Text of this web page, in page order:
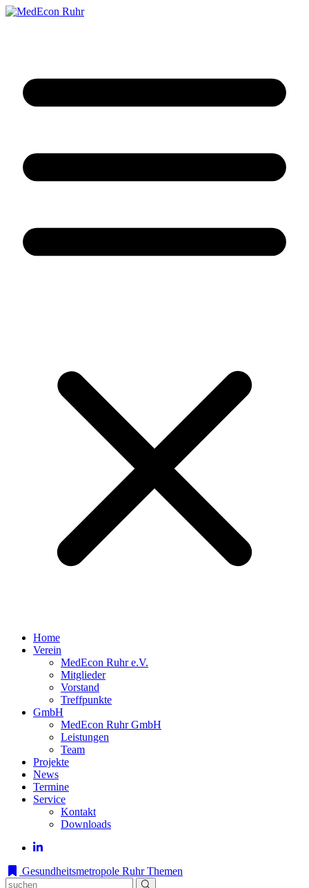
Home
Verein
MedEcon Ruhr e.V.
Mitglieder
Vorstand
Treffpunkte
GmbH
MedEcon Ruhr GmbH
Leistungen
Team
Projekte
News
Termine
Service
Kontakt
Downloads
Gesundheitsmetropole Ruhr Themen